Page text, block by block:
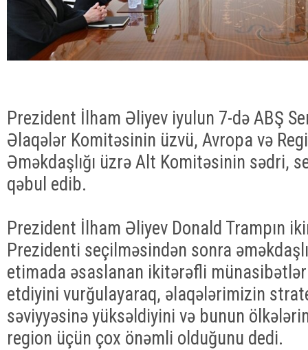
Prezident İlham Əliyev iyulun 7-də ABŞ
Əlaqələr Komitəsinin üzvü, Avropa və
Əməkdaşlığı üzrə Alt Komitəsinin sədri,
qəbul edib.
Prezident İlham Əliyev Donald Trampın
Prezidenti seçilməsindən sonra
etimada əsaslanan ikitərəfli
etdiyini vurğulayaraq, əlaqələrimizin
səviyyəsinə yüksəldiyini və bunun
region üçün çox önəmli olduğunu dedi.